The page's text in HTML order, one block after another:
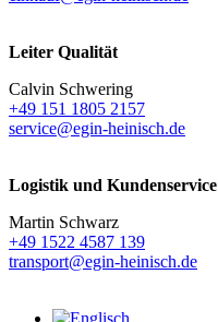
Leiter Qualität
Calvin Schwering
+49 151 1805 2157
service@egin-heinisch.de
Logistik und Kundenservice
Martin Schwarz
+49 1522 4587 139
transport@egin-heinisch.de